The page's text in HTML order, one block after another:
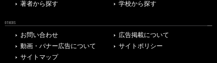
著者から探す
学校から探す
OTHERS
お問い合わせ
広告掲載について
動画・バナー広告について
サイトポリシー
サイトマップ